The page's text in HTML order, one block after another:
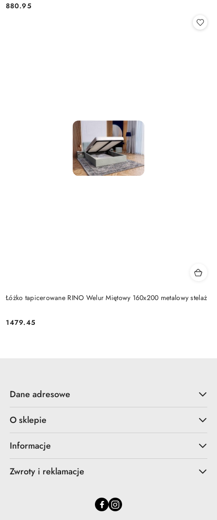
Cena:
880.95
Łóżko tapicerowane RINO Welur Miętowy 160x200 metalowy stelaż
Cena:
1479.45
Dane adresowe
O sklepie
Informacje
Zwroty i reklamacje